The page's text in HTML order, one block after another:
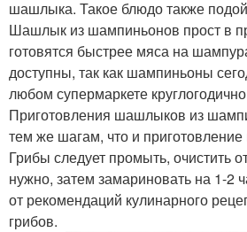
шашлыка. Такое блюдо также
Шашлык из шампиньонов прост в
готовятся быстрее мяса на
доступны, так как шампиньоны
любом супермаркете
Приготовления шашлыков из
тем же шагам, что и
Грибы следует промыть, очистить
нужно, затем замариновать на 1-2
от рекомендаций кулинарного
грибов.